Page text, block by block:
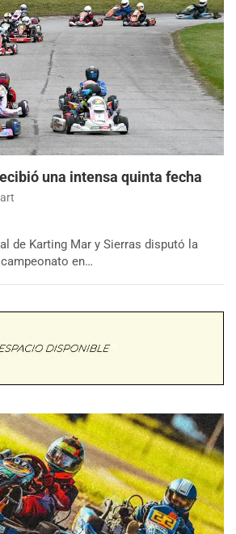
una intensa quinta fecha
de Karting Mar y Sierras disputó la
en…